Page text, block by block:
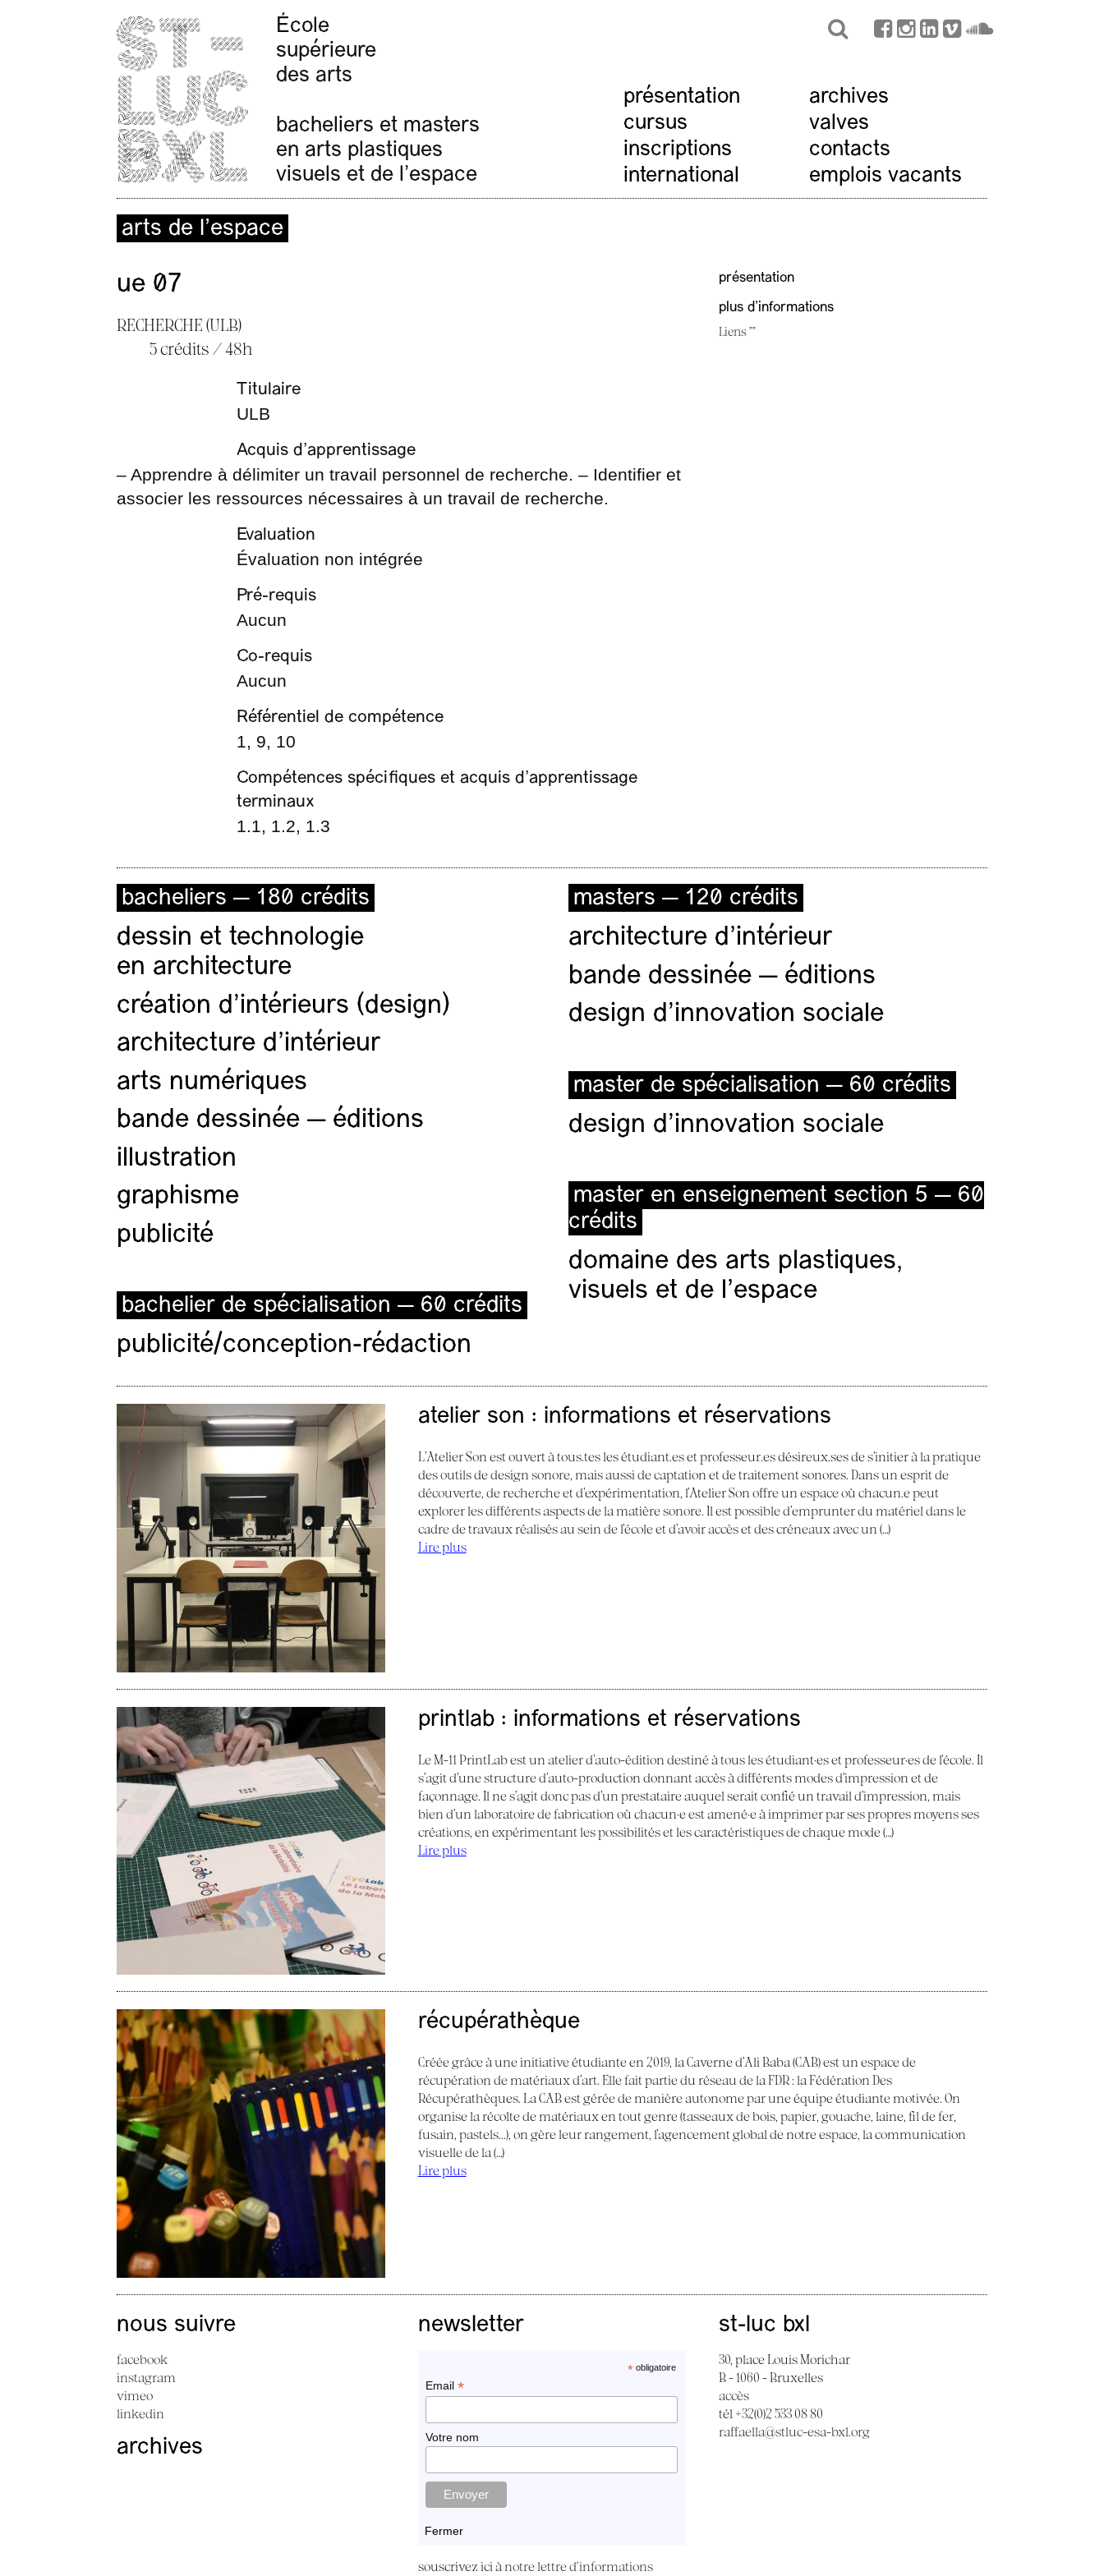
École
supérieure
des arts
bacheliers et masters
en arts plastiques
visuels et de l'espace
présentation
cursus
inscriptions
international
archives
valves
contacts
emplois vacants
arts de l’espace
ue 07
RECHERCHE (ULB)
5 crédits / 48h
Titulaire
ULB
Acquis d’apprentissage
– Apprendre à délimiter un travail personnel de recherche. – Identifier et
associer les ressources nécessaires à un travail de recherche.
Evaluation
Évaluation non intégrée
Pré-requis
Aucun
Co-requis
Aucun
Référentiel de compétence
1, 9, 10
Compétences spécifiques et acquis d’apprentissage
terminaux
1.1, 1.2, 1.3
présentation
plus d'informations
Liens ""
bacheliers — 180 crédits
dessin et technologie
en architecture
création d'intérieurs (design)
architecture d’intérieur
arts numériques
bande dessinée — éditions
illustration
graphisme
publicité
bachelier de spécialisation — 60 crédits
publicité/conception-rédaction
masters — 120 crédits
architecture d’intérieur
bande dessinée — éditions
design d'innovation sociale
master de spécialisation — 60 crédits
design d'innovation sociale
master en enseignement section 5 — 60
crédits
domaine des arts plastiques,
visuels et de l’espace
atelier son : informations et réservations
L’Atelier Son est ouvert à tous.tes les étudiant.es et professeur.es désireux.ses de s’initier à la pratique
des outils de design sonore, mais aussi de captation et de traitement sonores. Dans un esprit de
découverte, de recherche et d’expérimentation, l’Atelier Son offre un espace où chacun.e peut
explorer les différents aspects de la matière sonore. Il est possible d’emprunter du matériel dans le
cadre de travaux réalisés au sein de l’école et d’avoir accès et des créneaux avec un (…)
Lire plus
printlab : informations et réservations
Le M-11 PrintLab est un atelier d’auto-édition destiné à tous les étudiant·es et professeur·es de l’école. Il
s’agit d’une structure d’auto-production donnant accès à différents modes d’impression et de
façonnage. Il ne s’agit donc pas d’un prestataire auquel serait confié un travail d’impression, mais
bien d’un laboratoire de fabrication où chacun·e est amené·e à imprimer par ses propres moyens ses
créations, en expérimentant les possibilités et les caractéristiques de chaque mode (…)
Lire plus
récupérathèque
Créée grâce à une initiative étudiante en 2019, la Caverne d’Ali Baba (CAB) est un espace de
récupération de matériaux d’art. Elle fait partie du réseau de la FDR : la Fédération Des
Récupérathèques. La CAB est gérée de manière autonome par une équipe étudiante motivée. On
organise la récolte de matériaux en tout genre (tasseaux de bois, papier, gouache, laine, fil de fer,
fusain, pastels...), on gère leur rangement, l’agencement global de notre espace, la communication
visuelle de la (…)
Lire plus
nous suivre
facebook
instagram
vimeo
linkedin
archives
newsletter
*obligatoire
Email*
Votre nom
Fermer
souscrivez ici à notre lettre d'informations
st-luc bxl
30, place Louis Morichar
B - 1060 - Bruxelles
accès
tél +32(0)2 533 08 80
raffaella@stluc-esa-bxl.org